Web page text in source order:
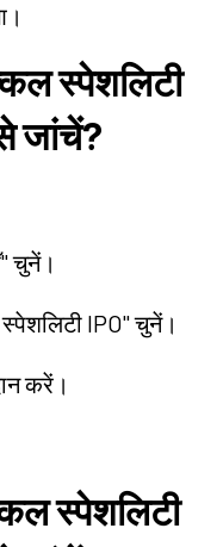
स्पेशलिटी
जांचें?
चुनें।
IPO" चुनें।
करें।
स्पेशलिटी